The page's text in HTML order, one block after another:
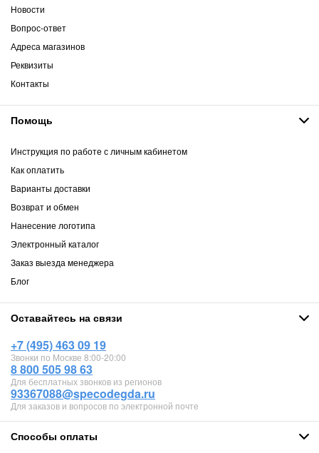
Новости
Вопрос-ответ
Адреса магазинов
Реквизиты
Контакты
Помощь
Инструкция по работе с личным кабинетом
Как оплатить
Варианты доставки
Возврат и обмен
Нанесение логотипа
Электронный каталог
Заказ выезда менеджера
Блог
Оставайтесь на связи
+7 (495) 463 09 19
Звонки по Москве 8:00-20:00
8 800 505 98 63
Для бесплатных звонков из регионов
93367088@specodegda.ru
Для заказов и вопросов по электронной почте
Способы оплаты